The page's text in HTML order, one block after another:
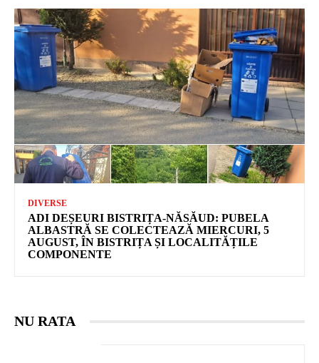
DIVERSE
ADI DEȘEURI BISTRIȚA-NĂSĂUD: PUBELA
ALBASTRĂ SE COLECTEAZĂ MIERCURI, 5
AUGUST, ÎN BISTRIȚA ȘI LOCALITĂȚILE
COMPONENTE
NU RATA